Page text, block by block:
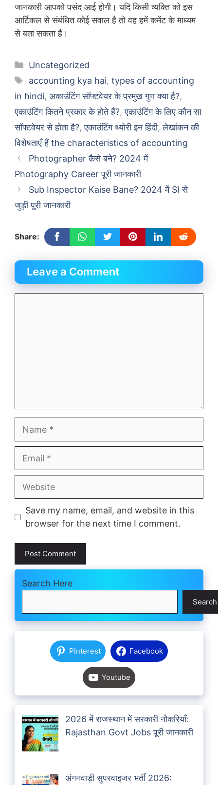
जानकारी आपको पसंद आई होगी। यदि किसी व्यक्ति को इस
आर्टिकल से संबंधित कोई सवाल है तो वह हमें कमेंट के माध्यम
से बता सकता है।
Categories
Uncategorized
Tags
accounting kya hai, types of accounting
in hindi, अकाउंटिंग सॉफ्टवेयर के प्रमुख गुण क्या है?,
एकाउंटिंग कितने प्रकार के होते हैं?,एकाउंटिंग के लिए कौन सा
सॉफ्टवेयर से होता है?,एकाउंटिंग थ्योरी इन हिंदी,लेखांकन की
विशेषताएँ हैं the characteristics of accounting
Photographer कैसे बने? 2024 में
Photography Career पूरी जानकारी
Sub Inspector Kaise Bane? 2024 में SI से
जुड़ी पूरी जानकारी
Share:
Leave a Comment
Website
Save my name, email, and website in this
browser for the next time I comment.
Search Here
Search
Pinterest Facebook
Youtube
2026 में राजस्थान में सरकारी नौकरियाँ:
Rajasthan Govt Jobs पूरी जानकारी
अंगनवाड़ी सुपरवाइजर भर्ती 2026: